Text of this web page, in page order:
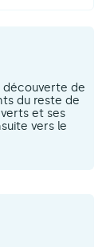
découverte de
du reste de
et ses
vers le